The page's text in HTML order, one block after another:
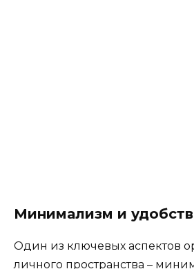
Минимализм и
Один из ключевых аспектов
личного пространства –